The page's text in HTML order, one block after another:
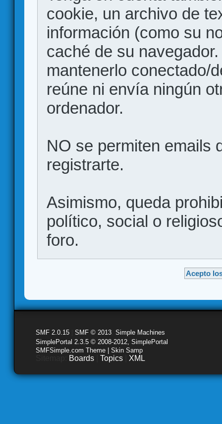
cookie, un archivo de
información (como su
caché de su
mantenerlo conectado/
reúne ni envía ningún
ordenador.
NO se permiten emails
registrarte.
Asimismo, queda
político, social o
foro.
SMF 2.0.15 SMF © 2013 Simple Machines
SimplePortal 2.3.5 © 2008-2012, SimplePortal
SMFSimple.com Theme | Skin Samp
Boards Topics XML